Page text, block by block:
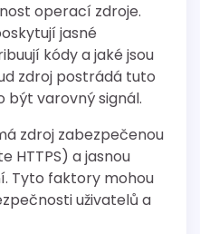
operací zdroje.
jasné
kódy a jaké jsou
zdroj postrádá tuto
být varovný signál.
zdroj zabezpečenou
HTTPS) a jasnou
Tyto faktory mohou
uživatelů a